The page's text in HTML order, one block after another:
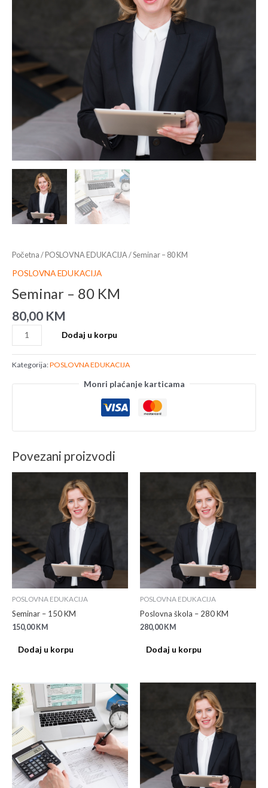
Početna /POSLOVNA EDUKACIJA / Seminar – 80 KM
POSLOVNA EDUKACIJA
Seminar – 80 KM
80,00 KM
Dodaj u korpu
Kategorija:POSLOVNA EDUKACIJA
Monri plaćanje karticama
Povezani proizvodi
POSLOVNA EDUKACIJA
Seminar – 150 KM
150,00 KM
Dodaj u korpu
POSLOVNA EDUKACIJA
Poslovna škola – 280 KM
280,00 KM
Dodaj u korpu